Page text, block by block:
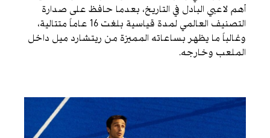
أهم لاعبي البادل في التاريخ، بعدما حافظ على صدارة
التصنيف العالمي لمدة قياسية بلغت 16 عاماً متتالية،
وغالباً ما يظهر بساعاته المميزة من ريتشارد ميل داخل
الملعب وخارجه.